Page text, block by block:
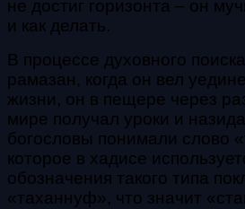
не достиг горизонта – он
и как делать.
В процессе духовного
рамазан, когда он вел
жизни, он в пещере через
мире получал уроки и
богословы понимали слово
которое в хадисе
обозначения такого типа
«таханнуф», что значит